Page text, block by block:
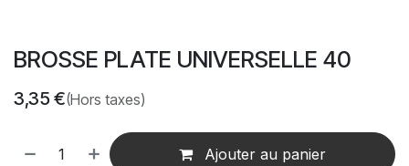
BROSSE PLATE UNIVERSELLE 40
3,35 €(Hors taxes)
Ajouter au panier